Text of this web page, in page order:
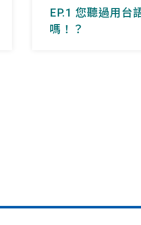
EP.1 您聽過用台
嗎！？